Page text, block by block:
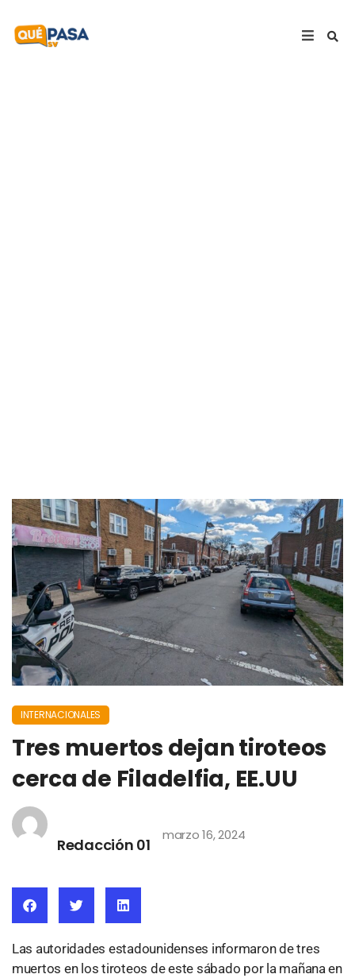
INTERNACIONALES
Tres muertos dejan tiroteos
cerca de Filadelfia, EE.UU
Redacción 01
marzo 16, 2024
Las autoridades estadounidenses informaron de tres
muertos en los tiroteos de este sábado por la mañana en